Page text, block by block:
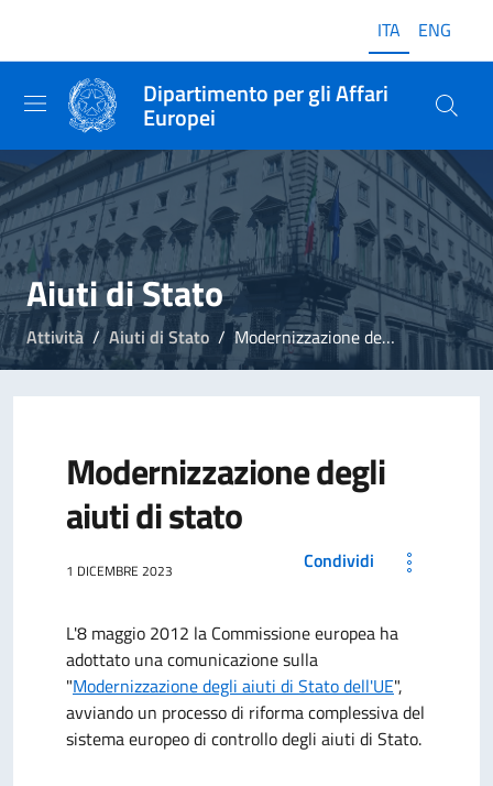
ITA ENG
Dipartimento per gli Affari
Europei
Aiuti di Stato
Attività Aiuti di Stato Modernizzazione degli aiuti di stato
Modernizzazione degli
aiuti di stato
1 DICEMBRE 2023 Condividi
L'8 maggio 2012 la Commissione europea ha
adottato una comunicazione sulla
"Modernizzazione degli aiuti di Stato dell'UE",
avviando un processo di riforma complessiva del
sistema europeo di controllo degli aiuti di Stato.